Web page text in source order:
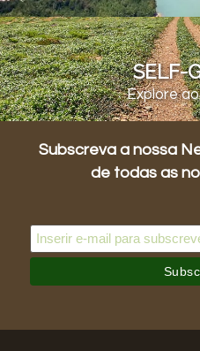
SELF-
Explore
Subscreva a nossa
de todas as